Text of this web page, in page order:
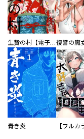
生贄の村【電子単行本版】
青き炎